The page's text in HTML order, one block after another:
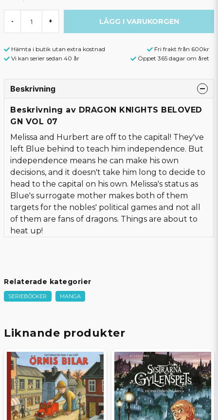
- + LÄGG I VARUKORGEN
Hämta i butik utan extra kostnad
Fri frakt från 600kr
Vi kan serier sedan 40 år
Öppet 365 dagar om året
Beskrivning
Beskrivning av DRAGON KNIGHTS BELOVED
GN VOL 07
Melissa and Hurbert are off to the capital! They've
left Blue behind to teach him independence. But
independence means he can make his own
decisions, and it doesn't take him long to decide to
head to the capital on his own. Melissa's status as
Blue's surrogate mother makes both of them
targets for the nobles' political games and not all
of them are fans of dragons. Things are about to
heat up!
Relaterade kategorier
SERIEBÖCKER MANGA
Liknande produkter